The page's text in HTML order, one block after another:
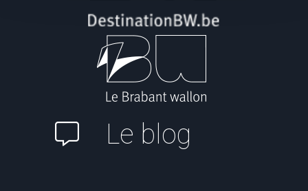
Le blog